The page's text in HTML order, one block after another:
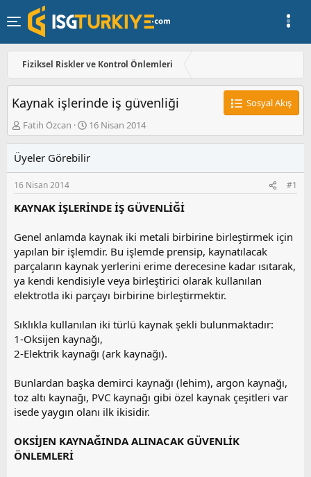
Fiziksel Riskler ve Kontrol Önlemleri
Kaynak işlerinde iş güvenliği
Sosyal Akış
K
o
u
y
u
a
l
a
t
a
n
Fatih Özcan
B
a
l
a
g
ı
t
a
r
i
h
i
16 Nisan 2014
Üyeler Görebilir
16 Nisan 2014 #1
KAYNAK İŞLERİNDE İŞ GÜVENLİĞİ
Genel anlamda kaynak iki metali birbirine birleştirmek için
yapılan bir işlemdir. Bu işlemde prensip, kaynatılacak
parçaların kaynak yerlerini erime derecesine kadar ısıtarak,
ya kendi kendisiyle veya birleştirici olarak kullanılan
elektrotla iki parçayı birbirine birleştirmektir.
Sıklıkla kullanılan iki türlü kaynak şekli bulunmaktadır:
1-Oksijen kaynağı,
2-Elektrik kaynağı (ark kaynağı).
Bunlardan başka demirci kaynağı (lehim), argon kaynağı,
toz altı kaynağı, PVC kaynağı gibi özel kaynak çeşitleri var
isede yaygın olanı ilk ikisidir.
OKSİJEN KAYNAĞINDA ALINACAK GÜVENLİK
ÖNLEMLERİ